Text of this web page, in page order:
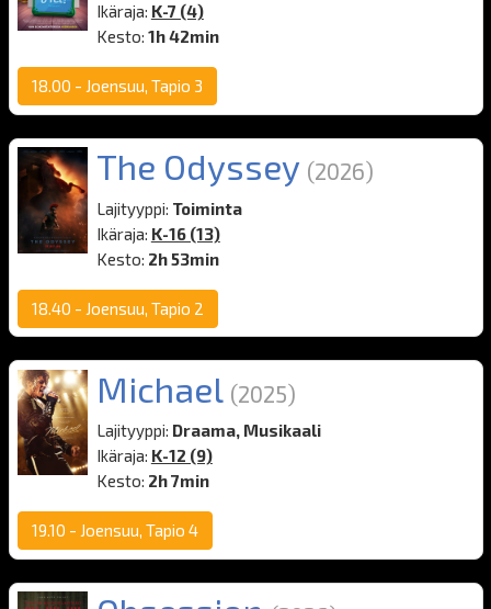
Ikäraja: K-7 (4)
Kesto: 1h 42min
18.00 - Joensuu, Tapio 3
The Odyssey (2026)
Lajityyppi: Toiminta
Ikäraja: K-16 (13)
Kesto: 2h 53min
18.40 - Joensuu, Tapio 2
Michael (2025)
Lajityyppi: Draama, Musikaali
Ikäraja: K-12 (9)
Kesto: 2h 7min
19.10 - Joensuu, Tapio 4